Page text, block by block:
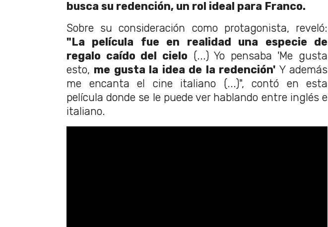
busca su redención, un rol ideal para Franco.
Sobre su consideración como protagonista, reveló:
"La película fue en realidad una especie de
regalo caído del cielo (...) Yo pensaba 'Me gusta
esto, me gusta la idea de la redención' Y además
me encanta el cine italiano (...)", contó en esta
película donde se le puede ver hablando entre inglés e
italiano.